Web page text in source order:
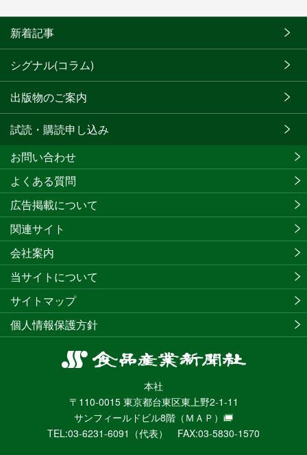
新着記事
シグナル(コラム)
出版物のご案内
試読・購読申し込み
食
産
業
新
聞
本社
〒110-0015 東京都台東区東上野2-1-11
サンフィールドビル8階 （ＭＡＰ）
TEL:03-6231-6091（代表） FAX:03-5830-1570
お問い合わせ
よくある質問
広告掲載について
関連サイト
会社案内
当サイトについて
サイトマップ
個人情報保護方針